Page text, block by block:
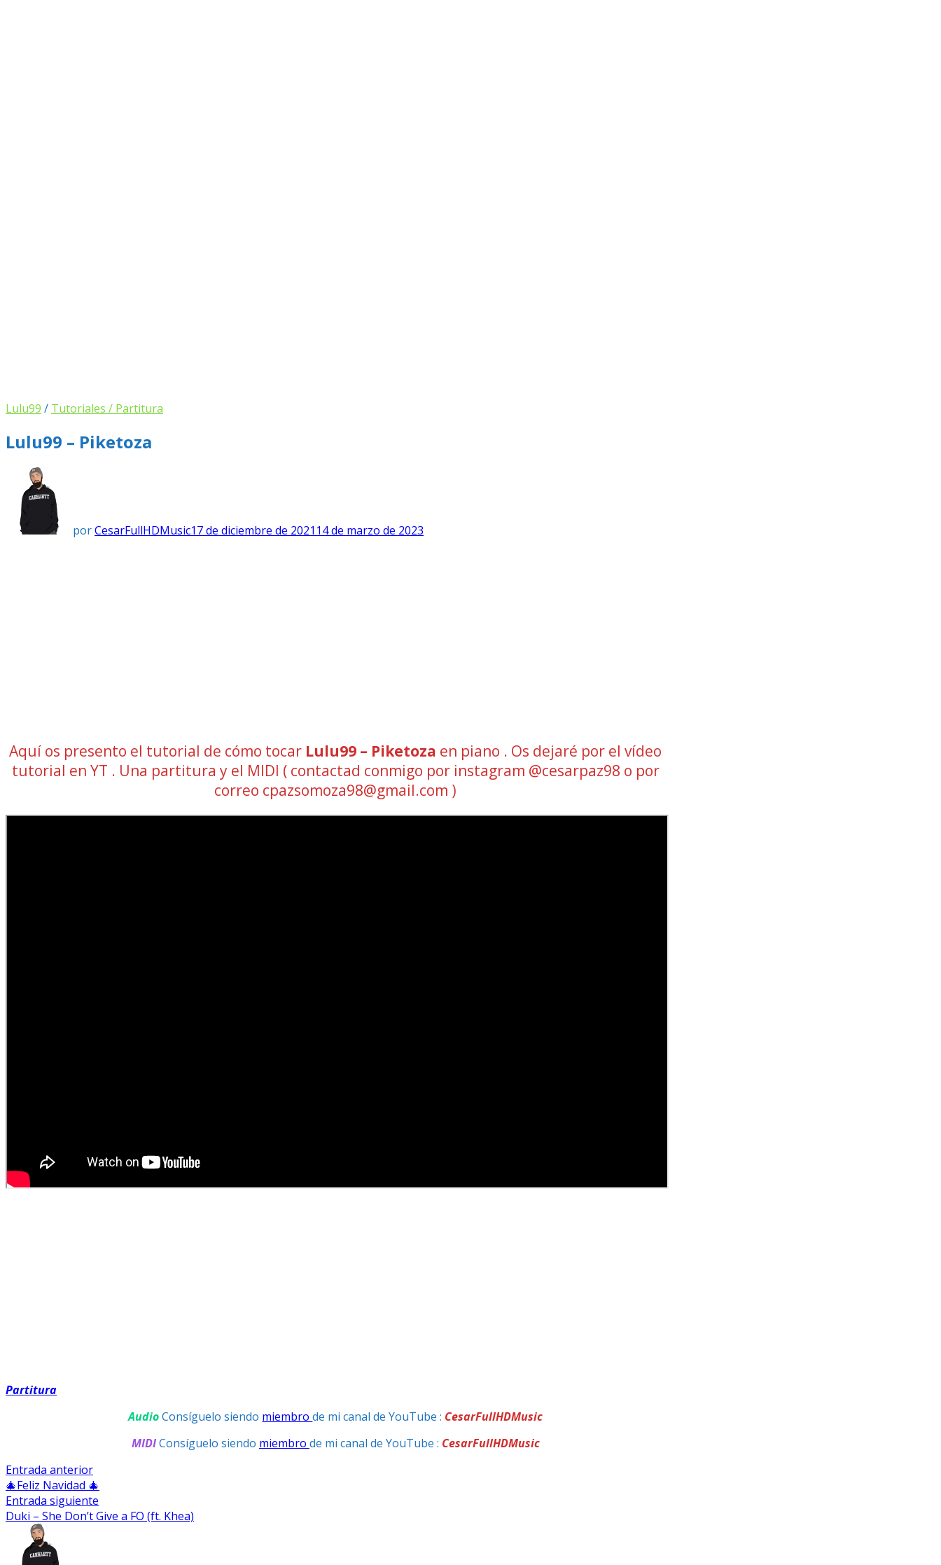
Lulu99 / Tutoriales / Partitura
Lulu99 – Piketoza
porCesarFullHDMusic17 de diciembre de 2021 14 de marzo de 2023
Aquí os presento el tutorial de cómo tocar Lulu99 – Piketoza en piano . Os dejaré por el vídeo
tutorial en YT . Una partitura y el MIDI ( contactad conmigo por instagram @cesarpaz98 o por
correo cpazsomoza98@gmail.com )
Partitura
AudioConsíguelo siendo miembrode mi canal de YouTube : CesarFullHDMusic
MIDIConsíguelo siendo miembro de mi canal de YouTube : CesarFullHDMusic
Navegación
De
Entradas
Entrada anteriorEntrada
anterior:
🎄Feliz Navidad 🎄
Entrada siguiente
siguiente:
Duki – She Don’t Give a FO (ft. Khea)